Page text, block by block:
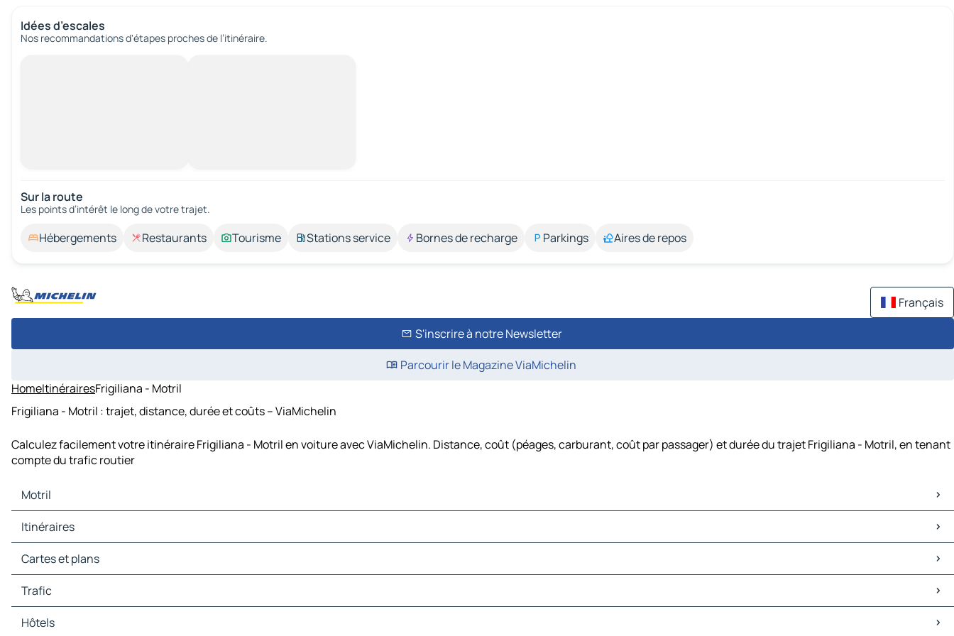
Idées d’escales
Nos recommandations d'étapes proches de l’itinéraire.
Sur la route
Les points d’intérêt le long de votre trajet.
Hébergements Restaurants Tourisme Stations service Bornes de recharge Parkings Aires de repos
Français
S'inscrire à notre Newsletter
Parcourir le Magazine ViaMichelin
HomeItinérairesFrigiliana - Motril
Frigiliana - Motril : trajet, distance, durée et coûts – ViaMichelin
Calculez facilement votre itinéraire Frigiliana - Motril en voiture avec ViaMichelin. Distance, coût (péages, carburant, coût par passager) et durée du trajet Frigiliana - Motril, en tenant
compte du trafic routier
Motril
Motril Cartes et plans
Motril Trafic
Motril Hôtels
Motril Restaurants
Motril Stations-service
Itinéraires
Itinéraires Motril - Salobreña
Itinéraires Motril - Almuñécar
Itinéraires Motril - Lanjarón
Itinéraires Motril - Pampaneira
Itinéraires Motril - Nerja
Itinéraires Motril - Frigiliana
Cartes et plans
Cartes et plans Salobreña
Cartes et plans Almuñécar
Cartes et plans Lanjarón
Cartes et plans Pampaneira
Trafic
Trafic Salobreña
Trafic Almuñécar
Hôtels